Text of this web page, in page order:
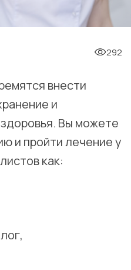
292
внести
и
Вы можете
и пройти лечение у
как: